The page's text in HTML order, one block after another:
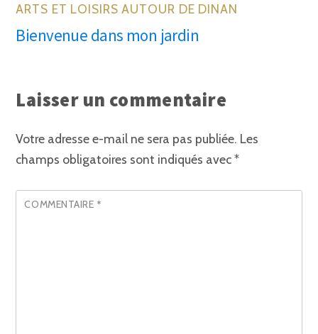
ARTS ET LOISIRS AUTOUR DE DINAN
Bienvenue dans mon jardin
Laisser un commentaire
Votre adresse e-mail ne sera pas publiée. Les
champs obligatoires sont indiqués avec*
COMMENTAIRE *